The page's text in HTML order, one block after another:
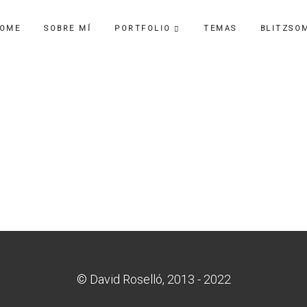
SOBRE MÍ PORTFOLIO TEMAS
© David Roselló, 2013 - 2022